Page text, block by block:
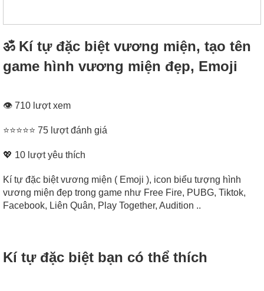
ॐ Kí tự đặc biệt vương miện, tạo tên
game hình vương miện đẹp, Emoji
👁 710 lượt xem
⭐⭐⭐⭐⭐ 75 lượt đánh giá
💖 10 lượt yêu thích
Kí tự đặc biệt vương miện ( Emoji ), icon biểu tượng hình
vương miện đẹp trong game như Free Fire, PUBG, Tiktok,
Facebook, Liên Quân, Play Together, Audition ..
Kí tự đặc biệt bạn có thể thích